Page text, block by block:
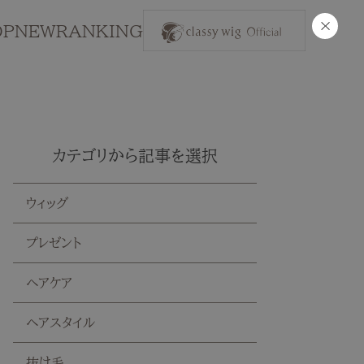
NEWRANKING
カテゴリから記事を選択
ウィッグ
プレゼント
ヘアケア
ヘアスタイル
×